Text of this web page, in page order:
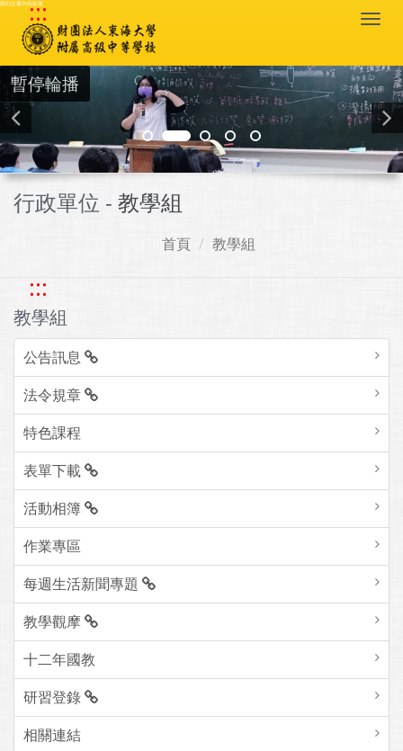
跳到主要內容區塊
:::
暫停輪播
行政單位 - 教學組
首頁 教學組
:::
教學組
公告訊息
法令規章
特色課程
表單下載
活動相簿
作業專區
每週生活新聞專題
教學觀摩
十二年國教
研習登錄
相關連結